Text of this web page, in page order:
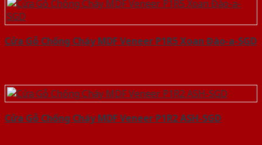
Cửa Gỗ Chống Cháy MDF Veneer P1R5 Xoan Đào-a-SGD
Cửa Gỗ Chống Cháy MDF Veneer P1R2 ASH-SGD